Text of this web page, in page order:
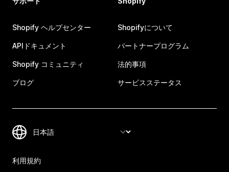
Shopify ヘルプセンター
APIドキュメント
Shopify コミュニティ
ブログ
Shopifyについて
パートナープログラム
法的事項
サービスステータス
利用規約